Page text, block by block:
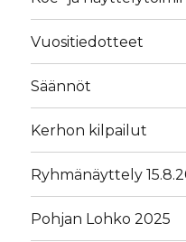
Vuositiedotteet
Säännöt
Kerhon kilpailut
Ryhmänäyttely
Pohjan Lohko 2025